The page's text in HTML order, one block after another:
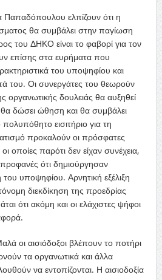
Παπαδόπουλου ελπίζουν ότι η
θα συμβάλει στην παγίωση
του ΔΗΚΟ είναι το φαβορί για τον
επίσης στα ευρήματα που
του υποψηφίου και
του. Οι συνεργάτες του θεωρούν
οργανωτικής δουλειάς θα αυξηθεί
δώσει ώθηση και θα συμβάλει
εισιτήριο για τη
προκαλούν οι πρόσφατες
οποίες παρότι δεν είχαν συνέχεια,
ότι δημιούργησαν
υποψηφίου. Αρνητική εξέλιξη
διεκδίκηση της προεδρίας
ότι ακόμη και οι ελάχιστες ψήφοι
οι αισιόδοξοι βλέπουν το ποτήρι
τα οργανωτικά και άλλα
να εντοπίζονται. Η αισιοδοξία